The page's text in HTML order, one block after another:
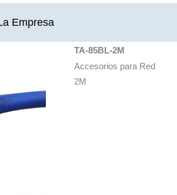
Empresa
TA-85BL-2M
Accesorios para Red
2M